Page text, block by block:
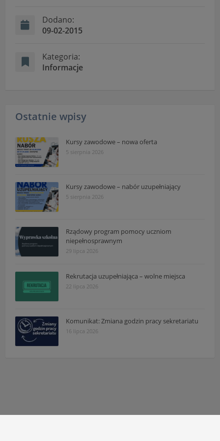
Dodano:
09-02-2015
Kategoria:
Informacje
Ostatnie wpisy
Kursy zawodowe – nowa oferta
5 sierpnia 2026
Kursy zawodowe – nabór uzupełniający
5 sierpnia 2026
Rządowy program pomocy uczniom
niepełnosprawnym
29 lipca 2026
Rekrutacja uzupełniająca – wolne miejsca
22 lipca 2026
Komunikat: Zmiana godzin pracy sekretariatu
16 lipca 2026